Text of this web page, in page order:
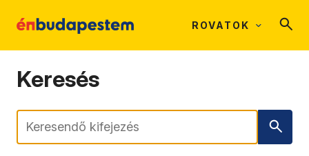
ROVATOK
Keresés
Keresés